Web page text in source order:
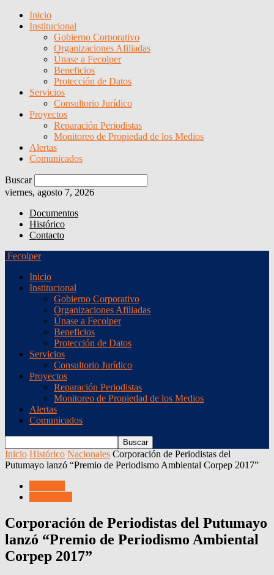
Inicio
Institucional
Gobierno Corporativo
Organizaciones Afiliadas
Únase a Fecolper
Beneficios
Protección de Datos
Servicios
Consultorio Jurídico
Proyectos
Reparación Periodistas
Monitoreo de Propiedad de los Medios
Alertas
Comunicados
Buscar
viernes, agosto 7, 2026
Documentos
Histórico
Contacto
Fecolper
Inicio
Institucional
Gobierno Corporativo
Organizaciones Afiliadas
Únase a Fecolper
Beneficios
Protección de Datos
Servicios
Consultorio Jurídico
Proyectos
Reparación Periodistas
Monitoreo de Propiedad de los Medios
Alertas
Comunicados
Inicio Histórico Nacionales Corporación de Periodistas del
Putumayo lanzó “Premio de Periodismo Ambiental Corpep 2017”
Corporación de Periodistas del Putumayo
lanzó “Premio de Periodismo Ambiental
Corpep 2017”